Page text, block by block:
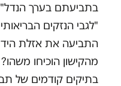
בתביעתם בערך הנדל"ן
"לגבי הנזקים
התביעה את אזלת
מהקישון הוכיחו
בתיקים קודמים של